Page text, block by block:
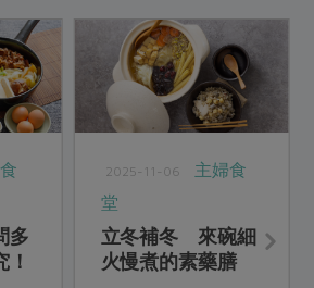
多
2025-11-06
主婦食
堂
立冬補冬 來碗細
火慢煮的素藥膳